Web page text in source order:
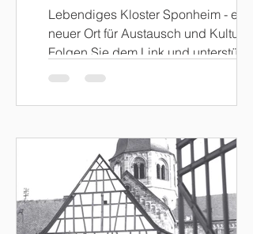
Lebendiges Kloster Sponheim - ein
neuer Ort für Austausch und Kultur.
Folgen Sie dem Link und unterstützen
Sie uns mit Ihrer Spende bei der
Projektes. Wir danken Ihnen herzlich.
Sparkasse Rhein-Nahe, folgen Sie
dem Link:
https://www.betterplace.org/de/
s/173564?